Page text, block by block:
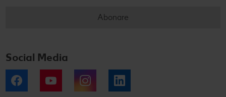
Abonare
Social Media
Facebook YouTube Instagram